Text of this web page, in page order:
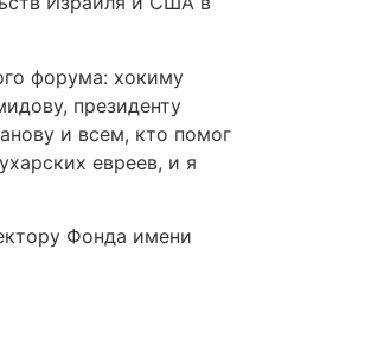
форума: хокиму
президенту
и всем, кто помог
евреев, и я
Фонда имени